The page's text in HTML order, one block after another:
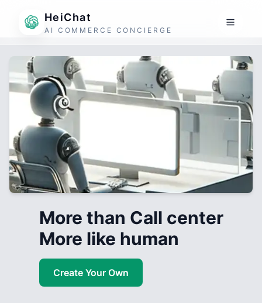
HeiChat
AI COMMERCE CONCIERGE
More than Call center
More like human
Create Your Own